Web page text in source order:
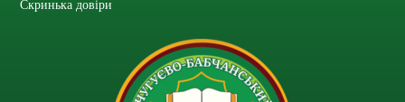
Скринька довіри